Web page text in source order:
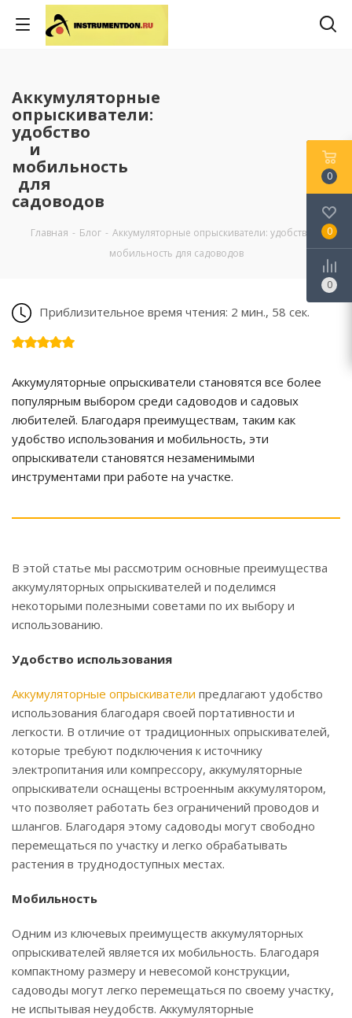
Аккумуляторные
опрыскиватели:
удобство
и
мобильность
для
садоводов
Главная - Блог - Аккумуляторные опрыскиватели: удобство и
мобильность для садоводов
Приблизительное время чтения: 2 мин., 58 сек.
Аккумуляторные опрыскиватели становятся все более
популярным выбором среди садоводов и садовых
любителей. Благодаря преимуществам, таким как
удобство использования и мобильность, эти
опрыскиватели становятся незаменимыми
инструментами при работе на участке.
В этой статье мы рассмотрим основные преимущества
аккумуляторных опрыскивателей и поделимся
некоторыми полезными советами по их выбору и
использованию.
Удобство использования
Аккумуляторные опрыскиватели предлагают удобство
использования благодаря своей портативности и
легкости. В отличие от традиционных опрыскивателей,
которые требуют подключения к источнику
электропитания или компрессору, аккумуляторные
опрыскиватели оснащены встроенным аккумулятором,
что позволяет работать без ограничений проводов и
шлангов. Благодаря этому садоводы могут свободно
перемещаться по участку и легко обрабатывать
растения в труднодоступных местах.
Мобильность
Одним из ключевых преимуществ аккумуляторных
опрыскивателей является их мобильность. Благодаря
компактному размеру и невесомой конструкции,
садоводы могут легко перемещаться по своему участку,
не испытывая неудобств. Аккумуляторные
0
0
0